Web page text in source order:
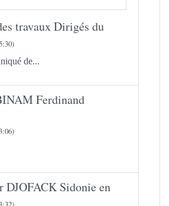
travaux Dirigés du
de...
Ferdinand
DJOFACK Sidonie en